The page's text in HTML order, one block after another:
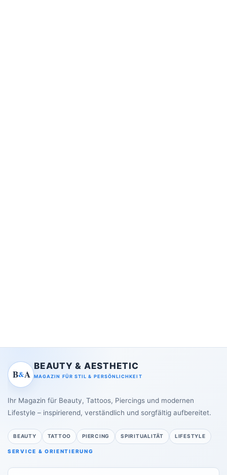
B&A
BEAUTY & AESTHETIC
MAGAZIN FÜR STIL & PERSÖNLICHKEIT
Ihr Magazin für Beauty, Tattoos, Piercings und modernen
Lifestyle – inspirierend, verständlich und sorgfältig aufbereitet.
BEAUTY TATTOO PIERCING SPIRITUALITÄT LIFESTYLE
SERVICE & ORIENTIERUNG